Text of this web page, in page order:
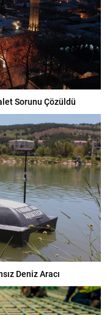
Sorunu Çözüldü
Deniz Aracı